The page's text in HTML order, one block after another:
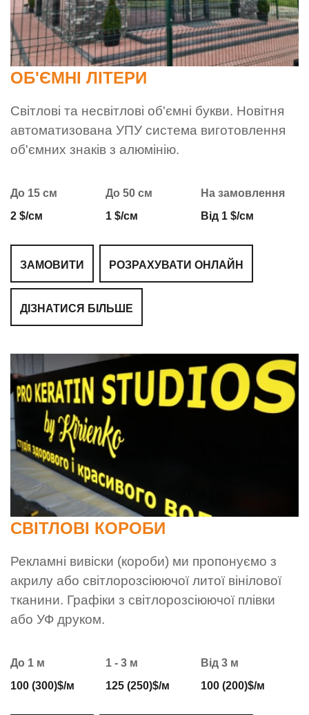
ОБ'ЄМНІ ЛІТЕРИ
Світлові та несвітлові об'ємні букви. Новітня
автоматизована УПУ система виготовлення
об'ємних знаків з алюмінію.
До 15 см
2 $/см
До 50 см
1 $/см
На замовлення
Від 1 $/см
ЗАМОВИТИ РОЗРАХУВАТИ ОНЛАЙН
ДІЗНАТИСЯ БІЛЬШЕ
СВІТЛОВІ КОРОБИ
Рекламні вивіски (короби) ми пропонуємо з
акрилу або світлорозсіюючої литої вінілової
тканини. Графіки з світлорозсіюючої плівки
або УФ друком.
До 1 м
100 (300)$/м
1 - 3 м
125 (250)$/м
Від 3 м
100 (200)$/м